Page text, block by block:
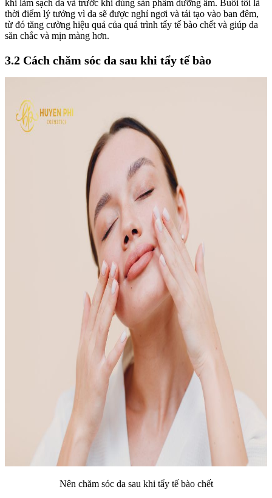
khi làm sạch da và trước khi dùng sản phẩm dưỡng ẩm. Buổi tối là
thời điểm lý tưởng vì da sẽ được nghỉ ngơi và tái tạo vào ban đêm,
từ đó tăng cường hiệu quả của quá trình tẩy tế bào chết và giúp da
săn chắc và mịn màng hơn.
3.2 Cách chăm sóc da sau khi tẩy tế bào
Nên chăm sóc da sau khi tẩy tế bào chết